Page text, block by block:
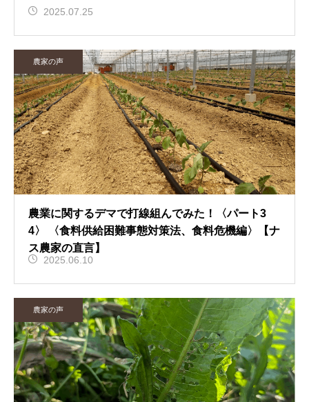
2025.07.25
農家の声
農業に関するデマで打線組んでみた！〈パート3
4〉 〈食料供給困難事態対策法、食料危機編〉【ナ
ス農家の直言】
2025.06.10
農家の声